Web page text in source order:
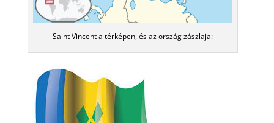
Saint Vincent a térképen, és az ország zászlaja: